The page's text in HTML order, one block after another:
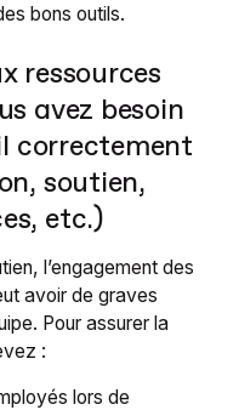
bons outils.
ressources
avez besoin
correctement
soutien,
etc.)
l’engagement des
avoir de graves
Pour assurer la
:
lors de